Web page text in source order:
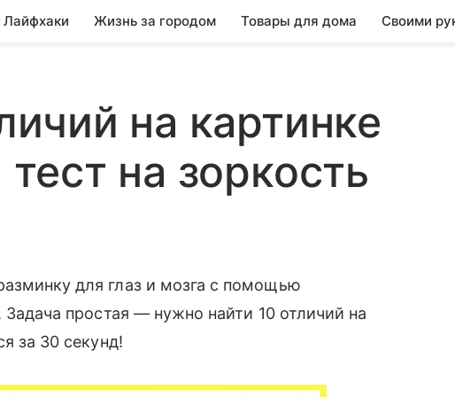
Лайфхаки Жизнь за городом Товары для дома Своими
на картинке
на зоркость
для глаз и мозга с помощью
простая — нужно найти 10 отличий на
за 30 секунд!